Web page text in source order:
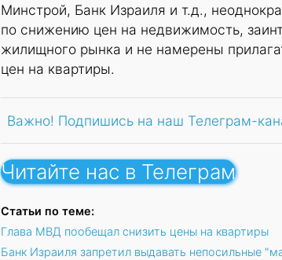
Минстрой, Банк Израиля и т.д.,
по снижению цен на недвижимость,
жилищного рынка и не намерены
цен на квартиры.
Важно! Подпишись на наш Телеграм-
Читайте нас в Телеграм
Статьи по теме:
Глава МВД пообещал снизить цены на квартиры
Банк Израиля запретил выдавать непосильные